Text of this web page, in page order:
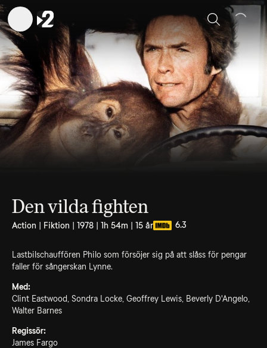
Sök
Den vilda fighten
Action | Fiktion | 1978 | 1h 54m | 15 år 6.3
Lastbilschauffören Philo som försöjer sig på att slåss för pengar
faller för sångerskan Lynne.
Med:
Clint Eastwood, Sondra Locke, Geoffrey Lewis, Beverly D'Angelo,
Walter Barnes
Regissör:
James Fargo